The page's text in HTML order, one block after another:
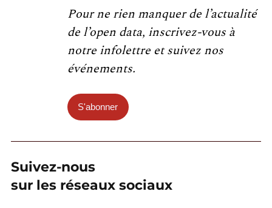
Pour ne rien manquer de l’actualité
de l’open data, inscrivez-vous à
notre infolettre et suivez nos
événements.
S'abonner
Suivez-nous
sur les réseaux sociaux